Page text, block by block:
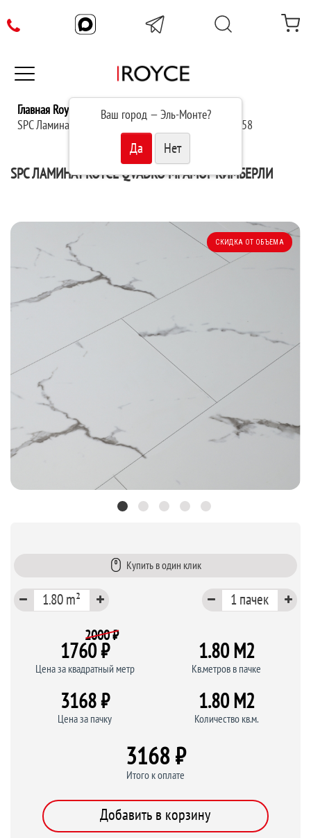
Ваш город —Эль-Монте?
Главная Royce
Каталог
SPC Ламинат Royce Qvadro Мрамор Кимберли Q1958
SPC ЛАМИНАТ ROYCE QVADRO МРАМОР КИМБЕРЛИ
СКИДКА ОТ ОБЪЕМА
Купить в один клик
2000 ₽
1760 ₽
Цена за квадратный метр
1.80 M2
Кв.метров в пачке
3168 ₽
Цена за пачку
1.80 M2
Количество кв.м.
3168 ₽
Итого к оплате
Добавить в корзину